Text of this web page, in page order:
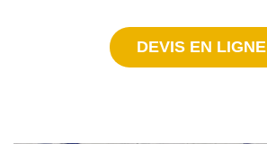
DEVIS EN LIGNE